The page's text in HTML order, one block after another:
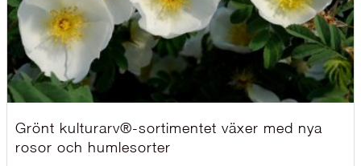
Grönt kulturarv®-sortimentet växer med nya
rosor och humlesorter